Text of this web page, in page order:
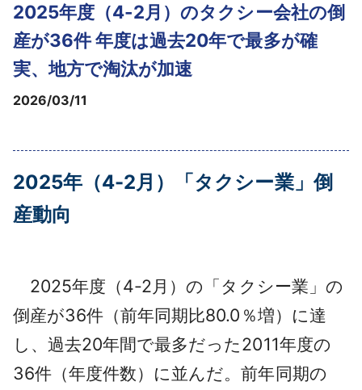
会社案内
商品・サービス
2025年度（4-2月）のタクシー会社の倒
産が36件 年度は過去20年で最多が確
実、地方で淘汰が加速
2026/03/11
2025年（4-2月）「タクシー業」倒
産動向
2025年度（4-2月）の「タクシー業」の
倒産が36件（前年同期比80.0％増）に達
し、過去20年間で最多だった2011年度の
36件（年度件数）に並んだ。前年同期の